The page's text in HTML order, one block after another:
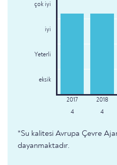
çok iyi
iyi
Yeterli
eksik
4 4
*Su kalitesi Avrupa Çevre
dayanmaktadır.